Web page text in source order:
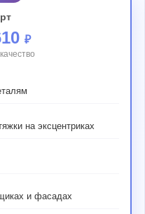
₽
на эксцентриках
и фасадах